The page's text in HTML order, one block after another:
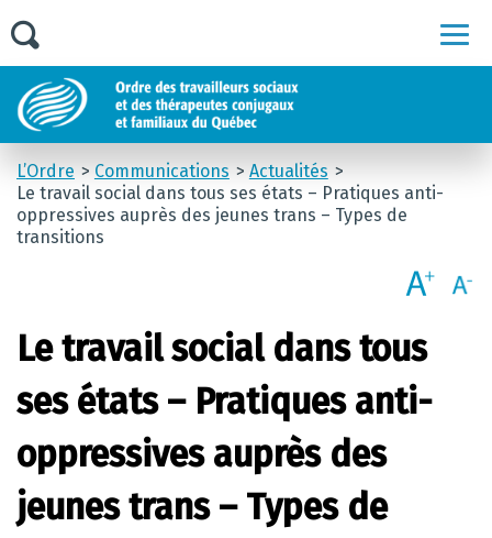
L’Ordre Communications
Actualités
Le travail social dans tous ses états – Pratiques anti-
oppressives auprès des jeunes trans – Types de
transitions
Le travail social dans tous
ses états – Pratiques anti-
oppressives auprès des
jeunes trans – Types de